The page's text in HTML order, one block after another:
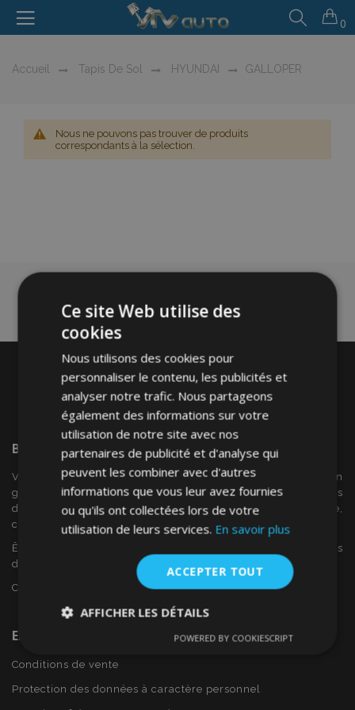
0
Accueil Tapis De Sol HYUNDAI GALLOPER
Nous ne pouvons pas trouver de produits
correspondants à la sélection.
Bienvenue SurVTVAuto
VTV voiture est un détaillant européen et fournisseur en
gros d'accessoires automobiles tels que:. les enjoliveurs, les
déflecteurs de vent, housses de siège, tapis de voiture,
couvertures de chrome et cadres ...
Êtes-vous intéressé par dropshipping ou voulez-vous
devenir notre partenaire?
Contactez-nous dès aujourd'hui!
En Savoir Plus Sur VTVAuto
Conditions de vente
Protection des données à caractère personnel
Ce site Web utilise des
cookies
Nous utilisons des cookies pour
personnaliser le contenu, les publicités et
analyser notre trafic. Nous partageons
également des informations sur votre
utilisation de notre site avec nos
partenaires de publicité et d'analyse qui
peuvent les combiner avec d'autres
informations que vous leur avez fournies
ou qu'ils ont collectées lors de votre
utilisation de leurs services. En savoir plus
ACCEPTER TOUT
AFFICHER LES DÉTAILS
nécessaires
Performance Ciblage
POWERED BY COOKIESCRIPT